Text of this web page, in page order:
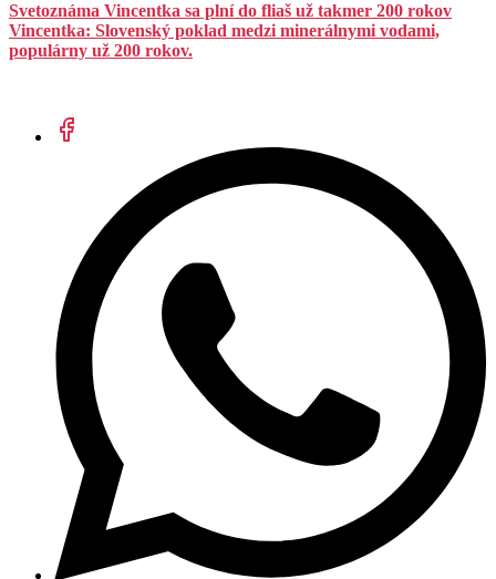
Svetoznáma Vincentka sa plní do fliaš už takmer 200 rokov
Vincentka: Slovenský poklad medzi minerálnymi vodami,
populárny už 200 rokov.